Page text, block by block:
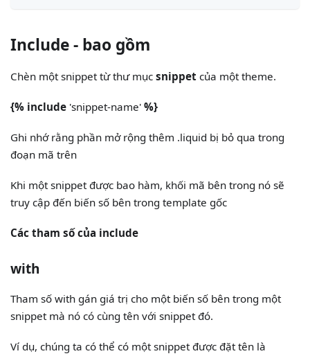
Include - bao gồm
Chèn một snippet từ thư mụcsnippet của một theme.
{% include 'snippet-name'%}
Ghi nhớ rằng phần mở rộng thêm .liquid bị bỏ qua trong
đoạn mã trên
Khi một snippet được bao hàm, khối mã bên trong nó sẽ
truy cập đến biến số bên trong template gốc
Các tham số của include
with
Tham số with gán giá trị cho một biến số bên trong một
snippet mà nó có cùng tên với snippet đó.
Ví dụ, chúng ta có thể có một snippet được đặt tên là